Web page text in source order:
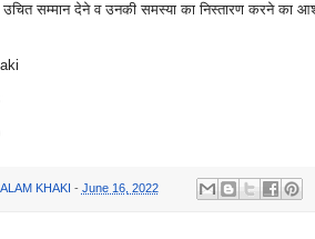
उचित सम्मान देने व उनकी समस्या का निस्तारण करने का
KHAKI - June 16, 2022